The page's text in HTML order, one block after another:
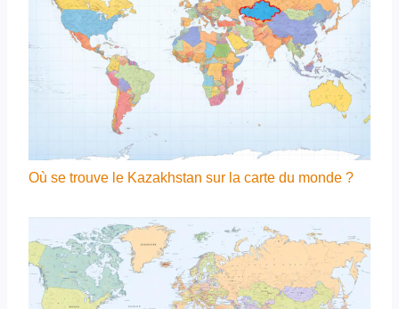
Où se trouve le Kazakhstan sur la carte du monde ?